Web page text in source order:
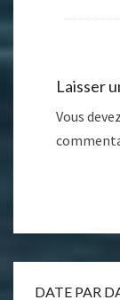
Laisser
Vous devez
DATE PAR